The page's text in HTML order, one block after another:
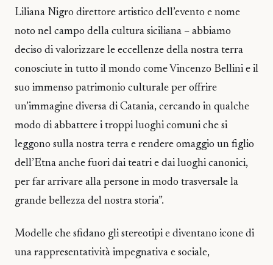
Liliana Nigro direttore artistico dell’evento e nome
noto nel campo della cultura siciliana – abbiamo
deciso di valorizzare le eccellenze della nostra terra
conosciute in tutto il mondo come Vincenzo Bellini e il
suo immenso patrimonio culturale per offrire
un’immagine diversa di Catania, cercando in qualche
modo di abbattere i troppi luoghi comuni che si
leggono sulla nostra terra e rendere omaggio un figlio
dell’Etna anche fuori dai teatri e dai luoghi canonici,
per far arrivare alla persone in modo trasversale la
grande bellezza del nostra storia”.
Modelle che sfidano gli stereotipi e diventano icone di
una rappresentatività impegnativa e sociale,